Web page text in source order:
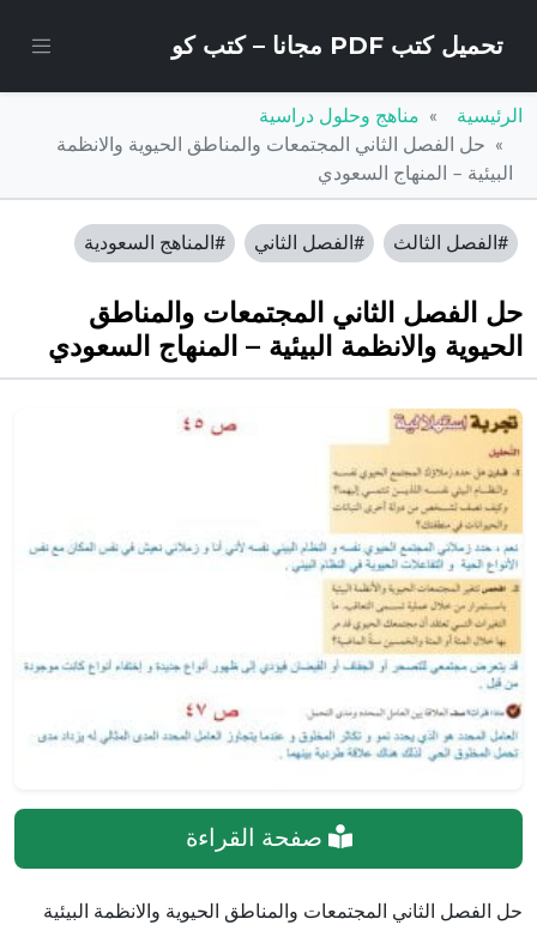
تحميل كتب PDF مجانا – كتب كو
الرئيسية
مناهج وحلول دراسية
حل الفصل الثاني المجتمعات والمناطق الحيوية والانظمة
البيئية – المنهاج السعودي
#الفصل الثالث #الفصل الثاني #المناهج السعودية
حل الفصل الثاني المجتمعات والمناطق
الحيوية والانظمة البيئية – المنهاج السعودي
صفحة القراءة
حل الفصل الثاني المجتمعات والمناطق الحيوية والانظمة البيئية